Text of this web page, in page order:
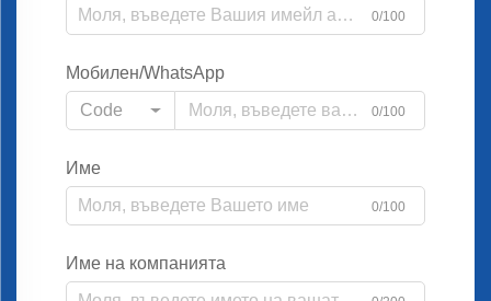
0/100
Мобилен/WhatsApp
Code
0/100
Име
0/100
Име на компанията